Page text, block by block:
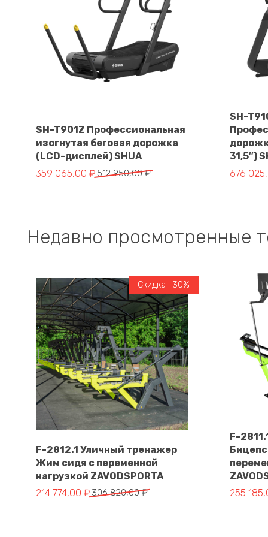
В корзину
SH-T901Z Профессиональная
изогнутая беговая дорожка
(LCD-дисплей) SHUA
512 950,00₽
Первоначальная цена составляла 512 950,00 ₽.
359 065,00 ₽
Текущая цена: 359 065,00 ₽.
SH-
31,5″)
676
Недавно просмотренные
В корзину
Скидка -30%
F-2812.1 Уличный тренажер
Жим сидя с переменной
нагрузкой ZAVODSPORTA
306 820,00₽
Первоначальная цена составляла 306 820,00 ₽.
214 774,00 ₽
Текущая цена: 214 774,00 ₽.
F-
255
Текущая